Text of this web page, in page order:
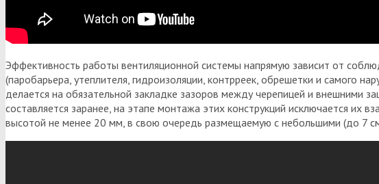
Эффективность работы вентиляционной системы напрямую зависит от
(паробарьера, утеплителя, гидроизоляции, контрреек, обрешетки и самого
делается на обязательной закладке зазоров между черепицей и
составляется заранее, на этапе монтажа этих конструкций исключается
высотой не менее 20 мм, в свою очередь размещаемую с небольшими (до 7